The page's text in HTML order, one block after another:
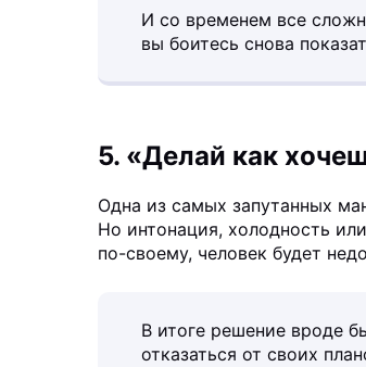
И со временем все
вы боитесь снова
5. «Делай как
Одна из самых запутанных
Но интонация, холодность
по-своему, человек будет
В итоге решение вроде
отказаться от своих